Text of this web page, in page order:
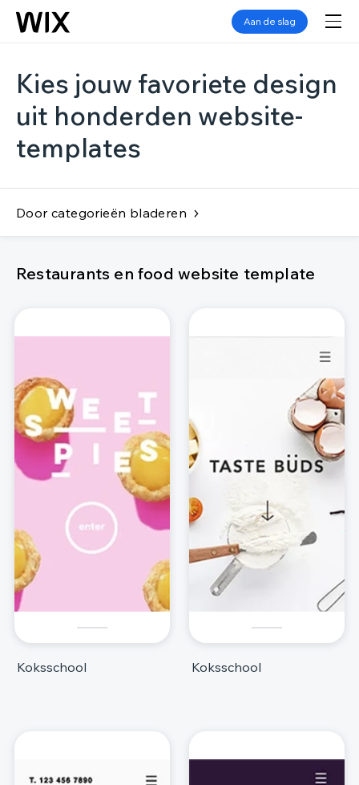
Aan de slag
Kies jouw favoriete design
uit honderden website-
templates
Door categorieën bladeren
Restaurants en food website template
Koksschool Koksschool